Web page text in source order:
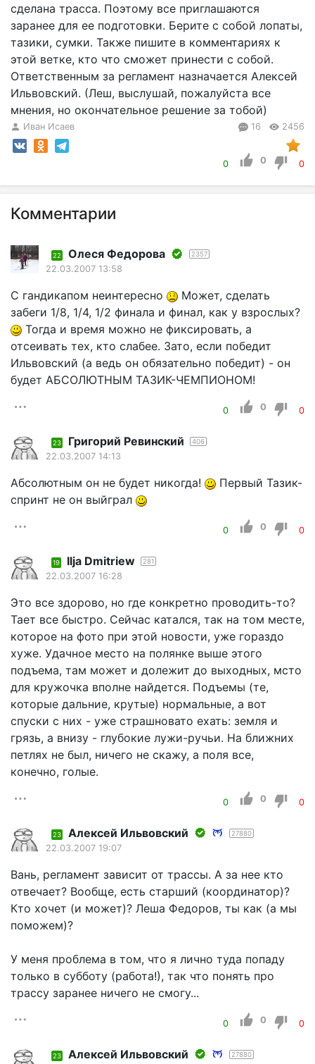
сделана трасса. Поэтому все приглашаются
заранее для ее подготовки. Берите с собой лопаты,
тазики, сумки. Также пишите в комментариях к
этой ветке, кто что сможет принести с собой.
Ответственным за регламент назначается Алексей
Ильвовский. (Леш, выслушай, пожалуйста все
мнения, но окончательное решение за тобой)
Иван Исаев 16 2456
0 0 0
Комментарии
22 Олеся Федорова 2357
22.03.2007 13:58
С гандикапом неинтересно
Может, сделать
забеги 1/8, 1/4, 1/2 финала и финал, как у взрослых?
Тогда и время можно не фиксировать, а
отсеивать тех, кто слабее. Зато, если победит
Ильвовский (а ведь он обязательно победит) - он
будет АБСОЛЮТНЫМ ТАЗИК-ЧЕМПИОНОМ!
0 0 0
23 Григорий Ревинский 406
22.03.2007 14:13
Абсолютным он не будет никогда!
Первый Тазик-
спринт не он выйграл
0 0 0
19 Ilja Dmitriew 281
22.03.2007 16:28
Это все здорово, но где конкретно проводить-то?
Тает все быстро. Сейчас катался, так на том месте,
которое на фото при этой новости, уже гораздо
хуже. Удачное место на полянке выше этого
подъема, там может и долежит до выходных, мсто
для кружочка вполне найдется. Подъемы (те,
которые дальние, крутые) нормальные, а вот
спуски с них - уже страшновато ехать: земля и
грязь, а внизу - глубокие лужи-ручьи. На ближних
петлях не был, ничего не скажу, а поля все,
конечно, голые.
0 0 0
23 Алексей Ильвовский 27880
22.03.2007 19:07
Вань, регламент зависит от трассы. А за нее кто
отвечает? Вообще, есть старший (координатор)?
Кто хочет (и может)? Леша Федоров, ты как (а мы
поможем)?
У меня проблема в том, что я лично туда попаду
только в субботу (работа!), так что понять про
трассу заранее ничего не смогу...
0 0 0
23 Алексей Ильвовский 27880